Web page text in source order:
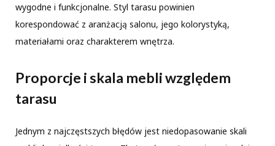
wygodne i funkcjonalne. Styl tarasu powinien
korespondować z aranżacją salonu, jego kolorystyką,
materiałami oraz charakterem wnętrza.
Proporcje i skala mebli względem
tarasu
Jednym z najczęstszych błędów jest niedopasowanie skali